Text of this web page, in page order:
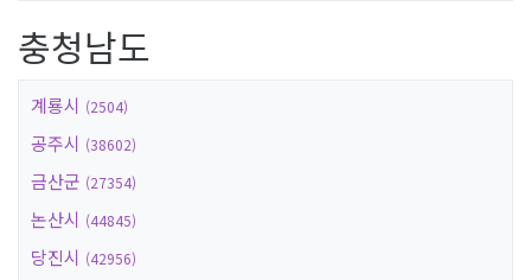
충청남도
계룡시 (2504)
공주시 (38602)
금산군 (27354)
논산시 (44845)
당진시 (42956)